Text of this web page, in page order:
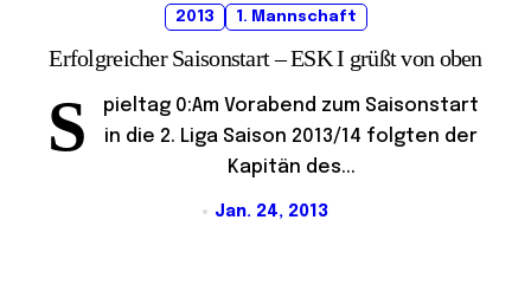
2013 1. Mannschaft
Erfolgreicher Saisonstart – ESK I grüßt von oben
S
pieltag 0:Am Vorabend zum Saisonstart
in die 2. Liga Saison 2013/14 folgten der
Kapitän des...
Jan. 24, 2013